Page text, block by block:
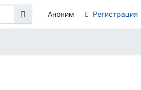
Аноним Регистрация